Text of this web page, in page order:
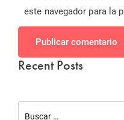
este navegador para la
Publicar comentario
Recent Posts